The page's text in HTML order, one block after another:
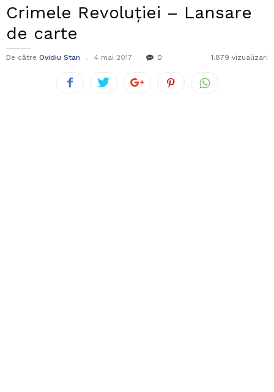
Crimele Revoluției – Lansare
de carte
De către Ovidiu Stan 4 mai 2017 0 1.879 vizualizari